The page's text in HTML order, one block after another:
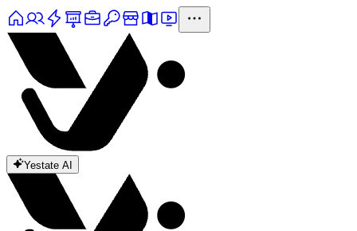
Yestate AI